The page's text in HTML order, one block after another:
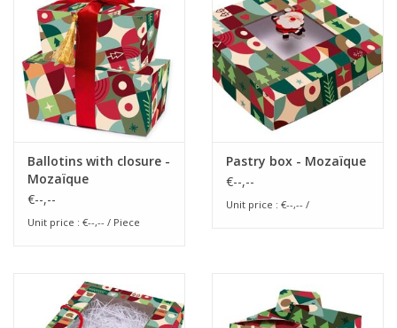
Flowers & deco
Shopping bags
Showroom days
Catalogue: luxury boxes
Ballotins with closure -
Mozaïque
€--,--
Unit price : €--,-- / Piece
Pastry box - Mozaïque
€--,--
Unit price : €--,-- /